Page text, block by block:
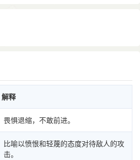
解释
畏惧退缩，不敢前进。
比喻以愤恨和轻蔑的态度对待敌人的攻
击。